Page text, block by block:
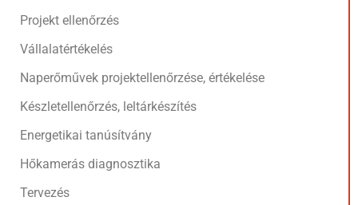
Projekt ellenőrzés
Vállalatértékelés
Naperőművek projektellenőrzése, értékelése
Készletellenőrzés, leltárkészítés
Energetikai tanúsítvány
Hőkamerás diagnosztika
Tervezés